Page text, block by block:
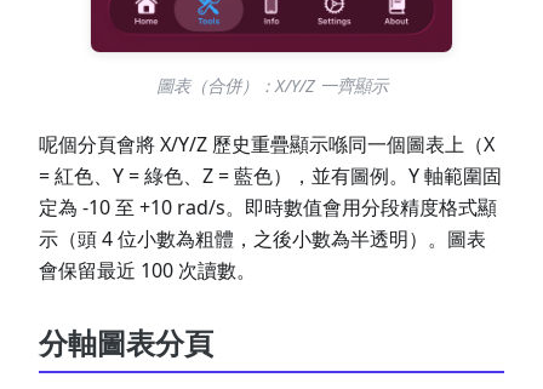
圖表（合併）：X/Y/Z 一齊顯示
呢個分頁會將 X/Y/Z 歷史重疊顯示喺同一個圖表上（X
= 紅色、Y = 綠色、Z = 藍色），並有圖例。Y 軸範圍固
定為 -10 至 +10 rad/s。即時數值會用分段精度格式顯
示（頭 4 位小數為粗體，之後小數為半透明）。圖表
會保留最近 100 次讀數。
分軸圖表分頁